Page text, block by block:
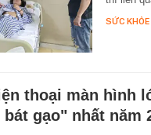
SỨC KHỎE
thoại màn hình
gạo" nhất năm